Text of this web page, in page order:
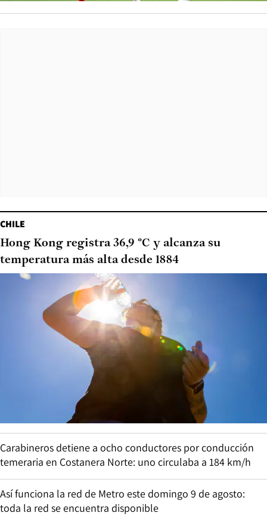
CHILE
Hong Kong registra 36,9 °C y alcanza su
temperatura más alta desde 1884
Carabineros detiene a ocho conductores por conducción
temeraria en Costanera Norte: uno circulaba a 184 km/h
Así funciona la red de Metro este domingo 9 de agosto:
toda la red se encuentra disponible